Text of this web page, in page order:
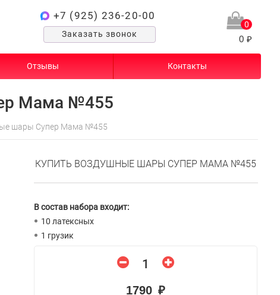
+7 (925) 236-20-00
Заказать звонок
0
0 ₽
Отзывы Контакты
Мама №455
шары Супер Мама №455
КУПИТЬ ВОЗДУШНЫЕ ШАРЫ СУПЕР МАМА №455
В состав набора входит:
10 латексных
1 грузик
1790 ₽